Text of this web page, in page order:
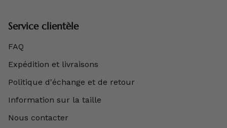
Service clientèle
FAQ
Expédition et livraisons
Politique d'échange et de retour
Information sur la taille
Nous contacter